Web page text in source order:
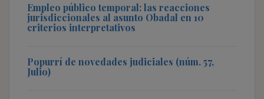
Empleo público temporal: las reacciones
jurisdiccionales al asunto Obadal en 10
criterios interpretativos
Popurrí de novedades judiciales (núm. 57,
Julio)